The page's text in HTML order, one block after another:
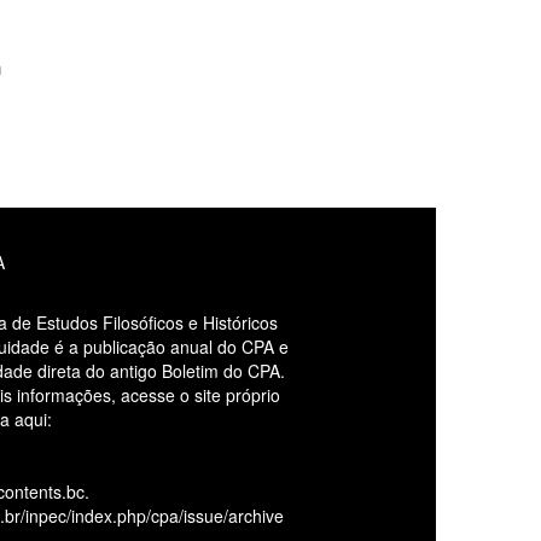
de Estudos Filosóficos e Históricos
é a publicação anual do CPA e
direta do antigo Boletim do CPA.
informações, acesse o site próprio
aqui:
inpec/index.php/cpa/issue/archive